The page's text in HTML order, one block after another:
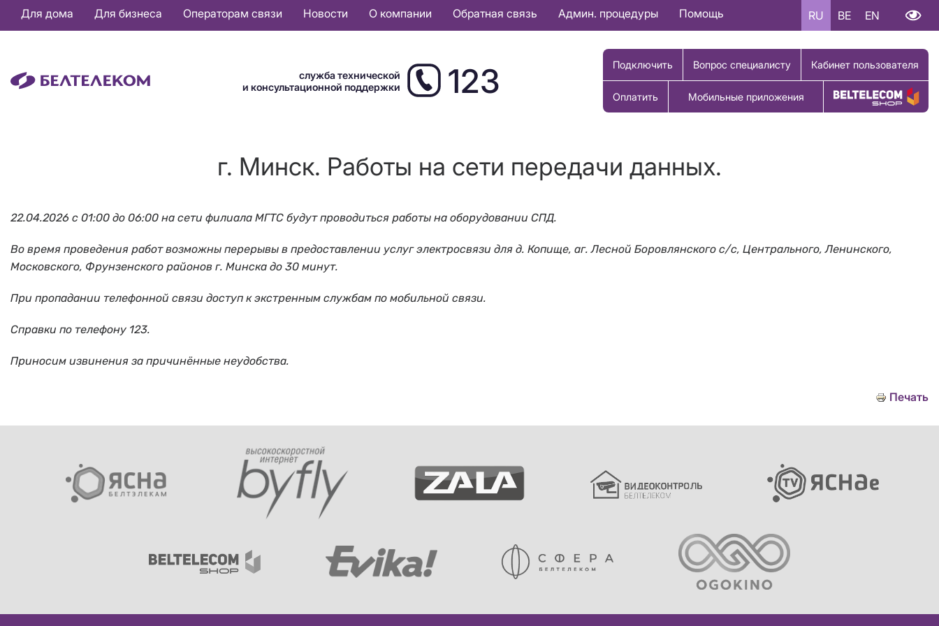
Основная
навигация
Для дома Для бизнеса Операторам связи Новости О компании Обратная связь Админ. процедуры Помощь RU BE EN
служба технической
и консультационной поддержки
123 Подключить Вопрос специалисту Кабинет пользователя
Оплатить Мобильные приложения Купить товар
г. Минск. Работы на сети передачи данных.
22.04.2026 с 01:00 до 06:00 на сети филиала МГТС будут проводиться работы на оборудовании СПД.
Во время проведения работ возможны перерывы в предоставлении услуг электросвязи для д. Копище, аг. Лесной Боровлянского с/с, Центрального, Ленинского,
Московского, Фрунзенского районов г. Минска до 30 минут.
При пропадании телефонной связи доступ к экстренным службам по мобильной связи.
Справки по телефону 123.
Приносим извинения за причинённые неудобства.
Печать